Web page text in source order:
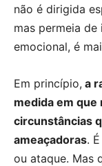
não é dirigida
mas permeia
emocional, é
Em princípio, a
medida em
circunstâncias
ameaçadoras.
ou ataque. Mas